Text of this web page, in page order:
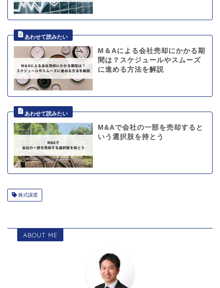
M＆Aによる会社売却にかかる期
間は？スケジュールやスムーズ
に進める方法を解説
M&Aで会社の一部を売却すると
いう選択肢を持とう
株式譲渡
ABOUT ME